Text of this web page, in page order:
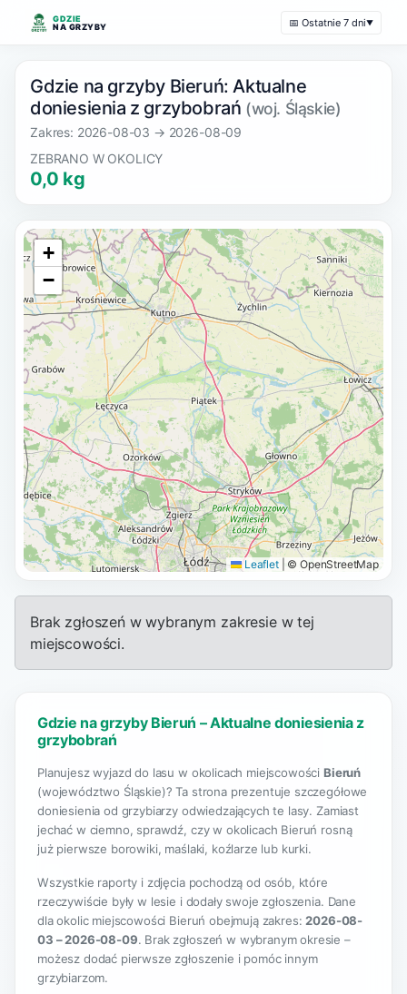
GDZIE
NA GRZYBY
📅 Ostatnie 7 dni▼
Gdzie na grzyby Bieruń: Aktualne
doniesienia z grzybobrań (woj. Śląskie)
Zakres: 2026-08-03 → 2026-08-09
ZEBRANO W OKOLICY
0,0 kg
+
−
Leaflet © OpenStreetMap
Brak zgłoszeń w wybranym zakresie w tej
miejscowości.
Gdzie na grzyby Bieruń – Aktualne doniesienia z
grzybobrań
Planujesz wyjazd do lasu w okolicach miejscowości Bieruń
(województwo Śląskie)? Ta strona prezentuje szczegółowe
doniesienia od grzybiarzy odwiedzających te lasy. Zamiast
jechać w ciemno, sprawdź, czy w okolicach Bieruń rosną
już pierwsze borowiki, maślaki, koźlarze lub kurki.
Wszystkie raporty i zdjęcia pochodzą od osób, które
rzeczywiście były w lesie i dodały swoje zgłoszenia. Dane
dla okolic miejscowości Bieruń obejmują zakres: 2026-08-
03 – 2026-08-09. Brak zgłoszeń w wybranym okresie –
możesz dodać pierwsze zgłoszenie i pomóc innym
grzybiarzom.